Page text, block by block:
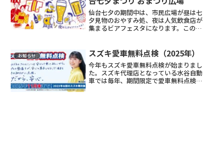
仙台七夕の期間中は、市民広場が昼は七
夕見物のおやすみ処、夜は人気飲食店が
集まるビアフェスタになります。このイ
お知らせ スズキ愛車無料点検（2025年）
今年もスズキ愛車無料点検が始まりまし
た。スズキ代理店となっている水谷自動
車では毎年、期間限定で愛車無料点検を